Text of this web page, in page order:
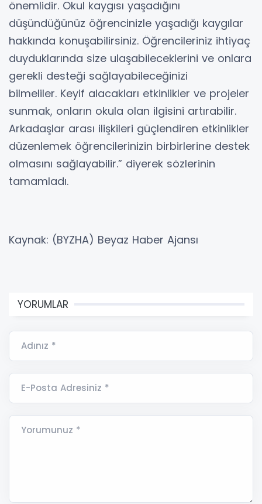
önemlidir. Okul kaygısı yaşadığını
düşündüğünüz öğrencinizle yaşadığı kaygılar
hakkında konuşabilirsiniz. Öğrencileriniz ihtiyaç
duyduklarında size ulaşabileceklerini ve onlara
gerekli desteği sağlayabileceğinizi
bilmeliler. Keyif alacakları etkinlikler ve projeler
sunmak, onların okula olan ilgisini artırabilir.
Arkadaşlar arası ilişkileri güçlendiren etkinlikler
düzenlemek öğrencilerinizin birbirlerine destek
olmasını sağlayabilir.” diyerek sözlerinin
tamamladı.
Kaynak: (BYZHA) Beyaz Haber Ajansı
YORUMLAR
Adınız *
E-Posta Adresiniz *
Yorumunuz *